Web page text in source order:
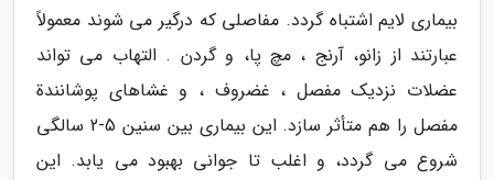
بیماری لایم اشتباه گردد. مفاصلی که درگیر می شوند معمولاً
عبارتند از زانو، آرنج ، مچ پا، و گردن . التهاب می تواند
عضلات نزدیک مفصل ، غضروف ، و غشاهای پوشانندة
مفصل را هم متأثر سازد. این بیماری بین سنین 5-2 سالگی
شروع می گردد، و اغلب تا جوانی بهبود می یابد. این